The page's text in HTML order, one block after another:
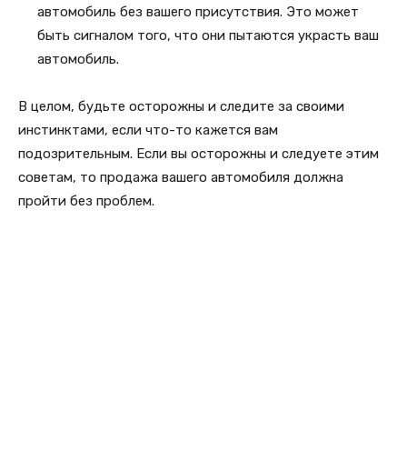
автомобиль без вашего присутствия. Это может
быть сигналом того, что они пытаются украсть ваш
автомобиль.
В целом, будьте осторожны и следите за своими
инстинктами, если что-то кажется вам
подозрительным. Если вы осторожны и следуете этим
советам, то продажа вашего автомобиля должна
пройти без проблем.